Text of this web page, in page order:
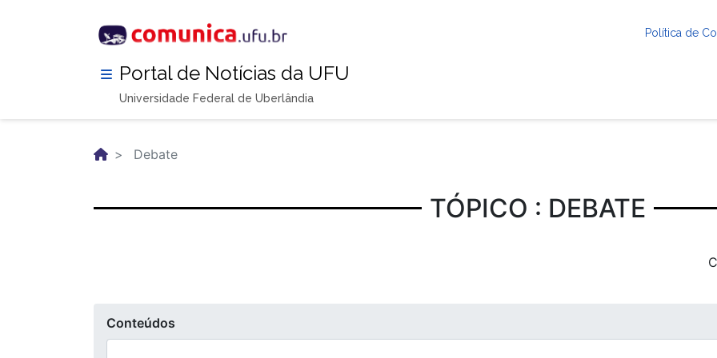
Política de
Portal de Notícias da UFU
Universidade Federal de Uberlândia
Debate
TÓPICO : DEBATE
Conteúdos